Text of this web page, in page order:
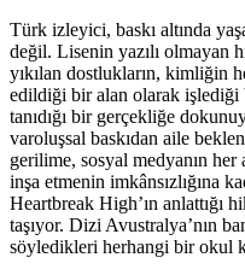
Türk izleyici, baskı altında
değil. Lisenin yazılı olmayan
yıkılan dostlukların, kimliğin
edildiği bir alan olarak
tanıdığı bir gerçekliğe
varoluşsal baskıdan aile
gerilime, sosyal medyanın her
inşa etmenin imkânsızlığına
Heartbreak High’ın anlattığı
taşıyor. Dizi Avustralya’nın
söyledikleri herhangi bir okul